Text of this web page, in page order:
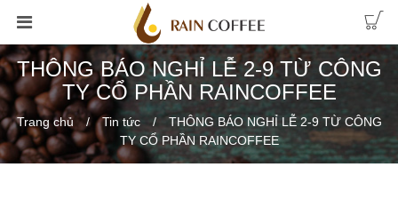
THÔNG BÁO NGHỈ LỄ 2-9 TỪ CÔNG
TY CỔ PHẦN RAINCOFFEE
Trang chủ Tin tức
THÔNG BÁO NGHỈ LỄ 2-9 TỪ CÔNG
TY CỔ PHẦN RAINCOFFEE